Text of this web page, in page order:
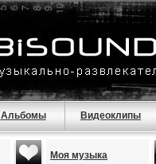
Альбомы Видеоклипы
Моя музыка